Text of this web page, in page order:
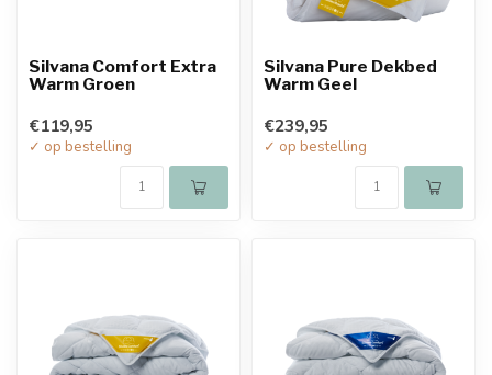
Silvana Comfort Extra
Warm Groen
€119,95
✓ op bestelling
Silvana Pure Dekbed
Warm Geel
€239,95
✓ op bestelling